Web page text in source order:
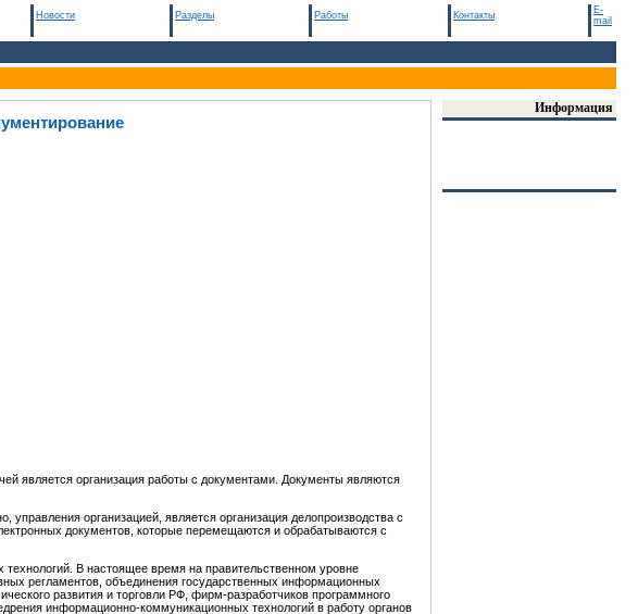
Новости Разделы Работы Контакты
E-
mail
является организация работы с документами. Документы являются
организацией, является организация делопроизводства с
документов, которые перемещаются и обрабатываются с
В настоящее время на правительственном уровне
регламентов, объединения государственных информационных
развития и торговли РФ, фирм-разработчиков программного
информационно-коммуникационных технологий в работу органов
Информация